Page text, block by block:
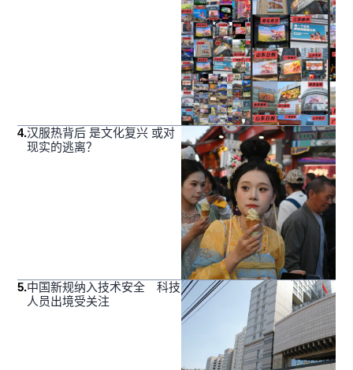
4.汉服热背后 是文化复兴 或对
现实的逃离？
5.中国新规纳入技术安全 科技
人员出境受关注